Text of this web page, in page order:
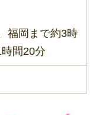
福岡まで約3時
間20分